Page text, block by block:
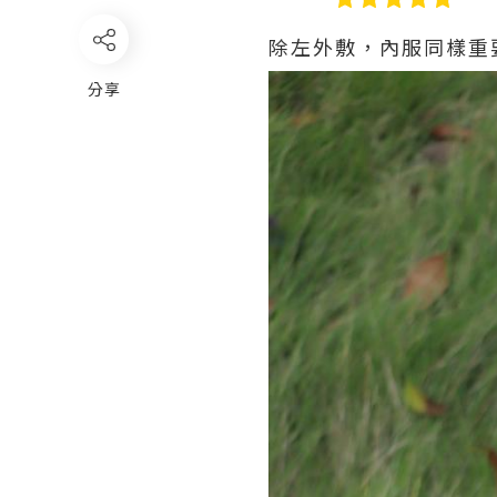
分享
除左外敷，內服同樣